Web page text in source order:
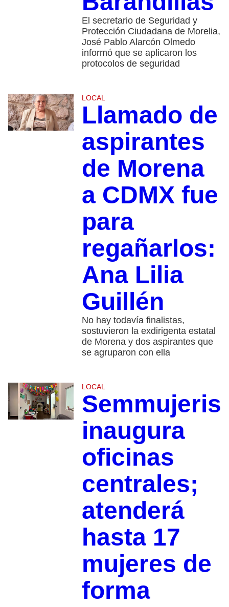
El secretario de Seguridad y
Protección Ciudadana de Morelia,
José Pablo Alarcón Olmedo
informó que se aplicaron los
protocolos de seguridad
LOCAL
Llamado de
aspirantes
de Morena
a CDMX fue
para
regañarlos:
Ana Lilia
Guillén
No hay todavía finalistas,
sostuvieron la exdirigenta estatal
de Morena y dos aspirantes que
se agruparon con ella
LOCAL
Semmujeris
inaugura
oficinas
centrales;
atenderá
hasta 17
mujeres de
forma